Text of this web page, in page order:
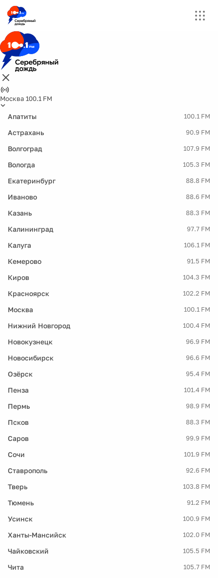
Москва 100.1 FM
Апатиты 100.1 FM
Астрахань 90.9 FM
Волгоград 107.9 FM
Вологда 105.3 FM
Екатеринбург 88.8 FM
Иваново 88.6 FM
Казань 88.3 FM
Калининград 97.7 FM
Калуга 106.1 FM
Кемерово 91.5 FM
Киров 104.3 FM
Красноярск 102.2 FM
Москва 100.1 FM
Нижний Новгород 100.4 FM
Новокузнецк 96.9 FM
Новосибирск 96.6 FM
Озёрск 95.4 FM
Пенза 101.4 FM
Пермь 98.9 FM
Псков 88.3 FM
Саров 99.9 FM
Сочи 101.9 FM
Ставрополь 92.6 FM
Тверь 103.8 FM
Тюмень 91.2 FM
Усинск 100.9 FM
Ханты-Мансийск 102.0 FM
Чайковский 105.5 FM
Чита 105.7 FM